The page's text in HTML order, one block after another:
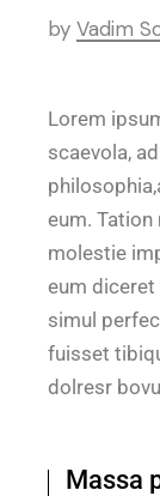
by Vadim
Lorem
scaevola,
eum.
molestie
eum
simul
fuisset
dolresr
Massa